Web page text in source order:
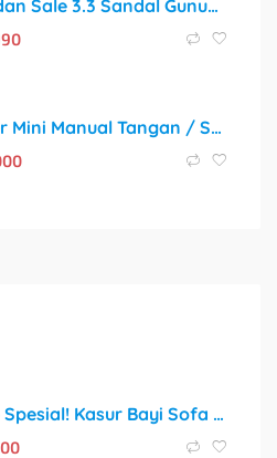
Ramadan Sale 3.3 Sandal Gunung Kekinian Anti Slip untuk Anak
Blender Mini Manual Tangan / Speedy Chopper 170ML
Promo Spesial! Kasur Bayi Sofa dengan Sabuk Pengaman + Gratis Bantal Peyang Crown